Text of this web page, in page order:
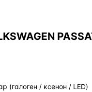
(галоген / ксенон / LED)